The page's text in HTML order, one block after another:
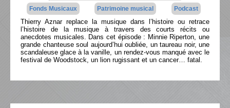
Fonds Musicaux Patrimoine musical Podcast
Thierry Aznar replace la musique dans l’histoire ou retrace
l’histoire de la musique à travers des courts récits ou
anecdotes musicales. Dans cet épisode : Minnie Riperton, une
grande chanteuse soul aujourd’hui oubliée, un taureau noir, une
scandaleuse glace à la vanille, un rendez-vous manqué avec le
festival de Woodstock, un lion rugissant et un cancer… fatal.